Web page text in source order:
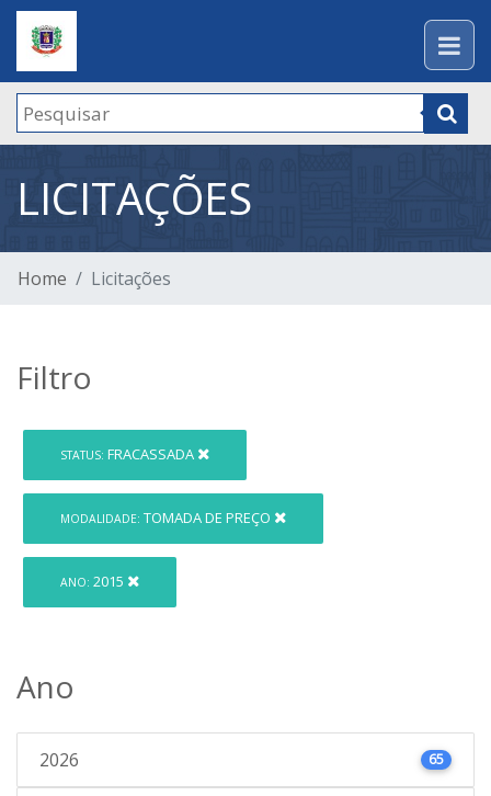
LICITAÇÕES
Home Licitações
Filtro
STATUS: FRACASSADA
MODALIDADE: TOMADA DE PREÇO
ANO: 2015
Ano
2026 65